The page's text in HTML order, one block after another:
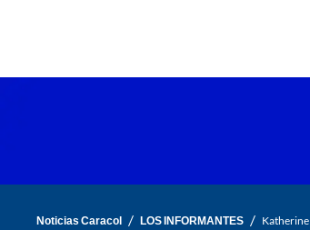
Noticias Caracol / LOS INFORMANTES /